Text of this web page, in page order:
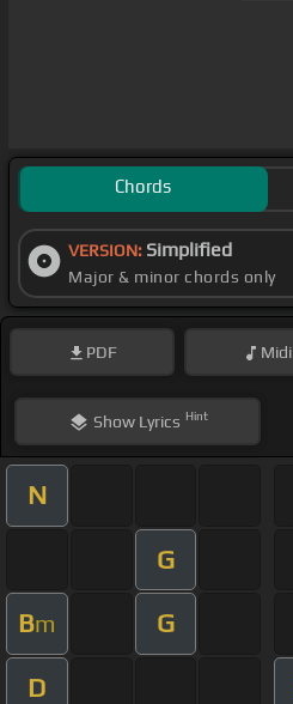
Chords
VERSION: Simplified
Major & minor chords only
PDF Midi
ShowLyrics Hint
N
G
Bm G
D